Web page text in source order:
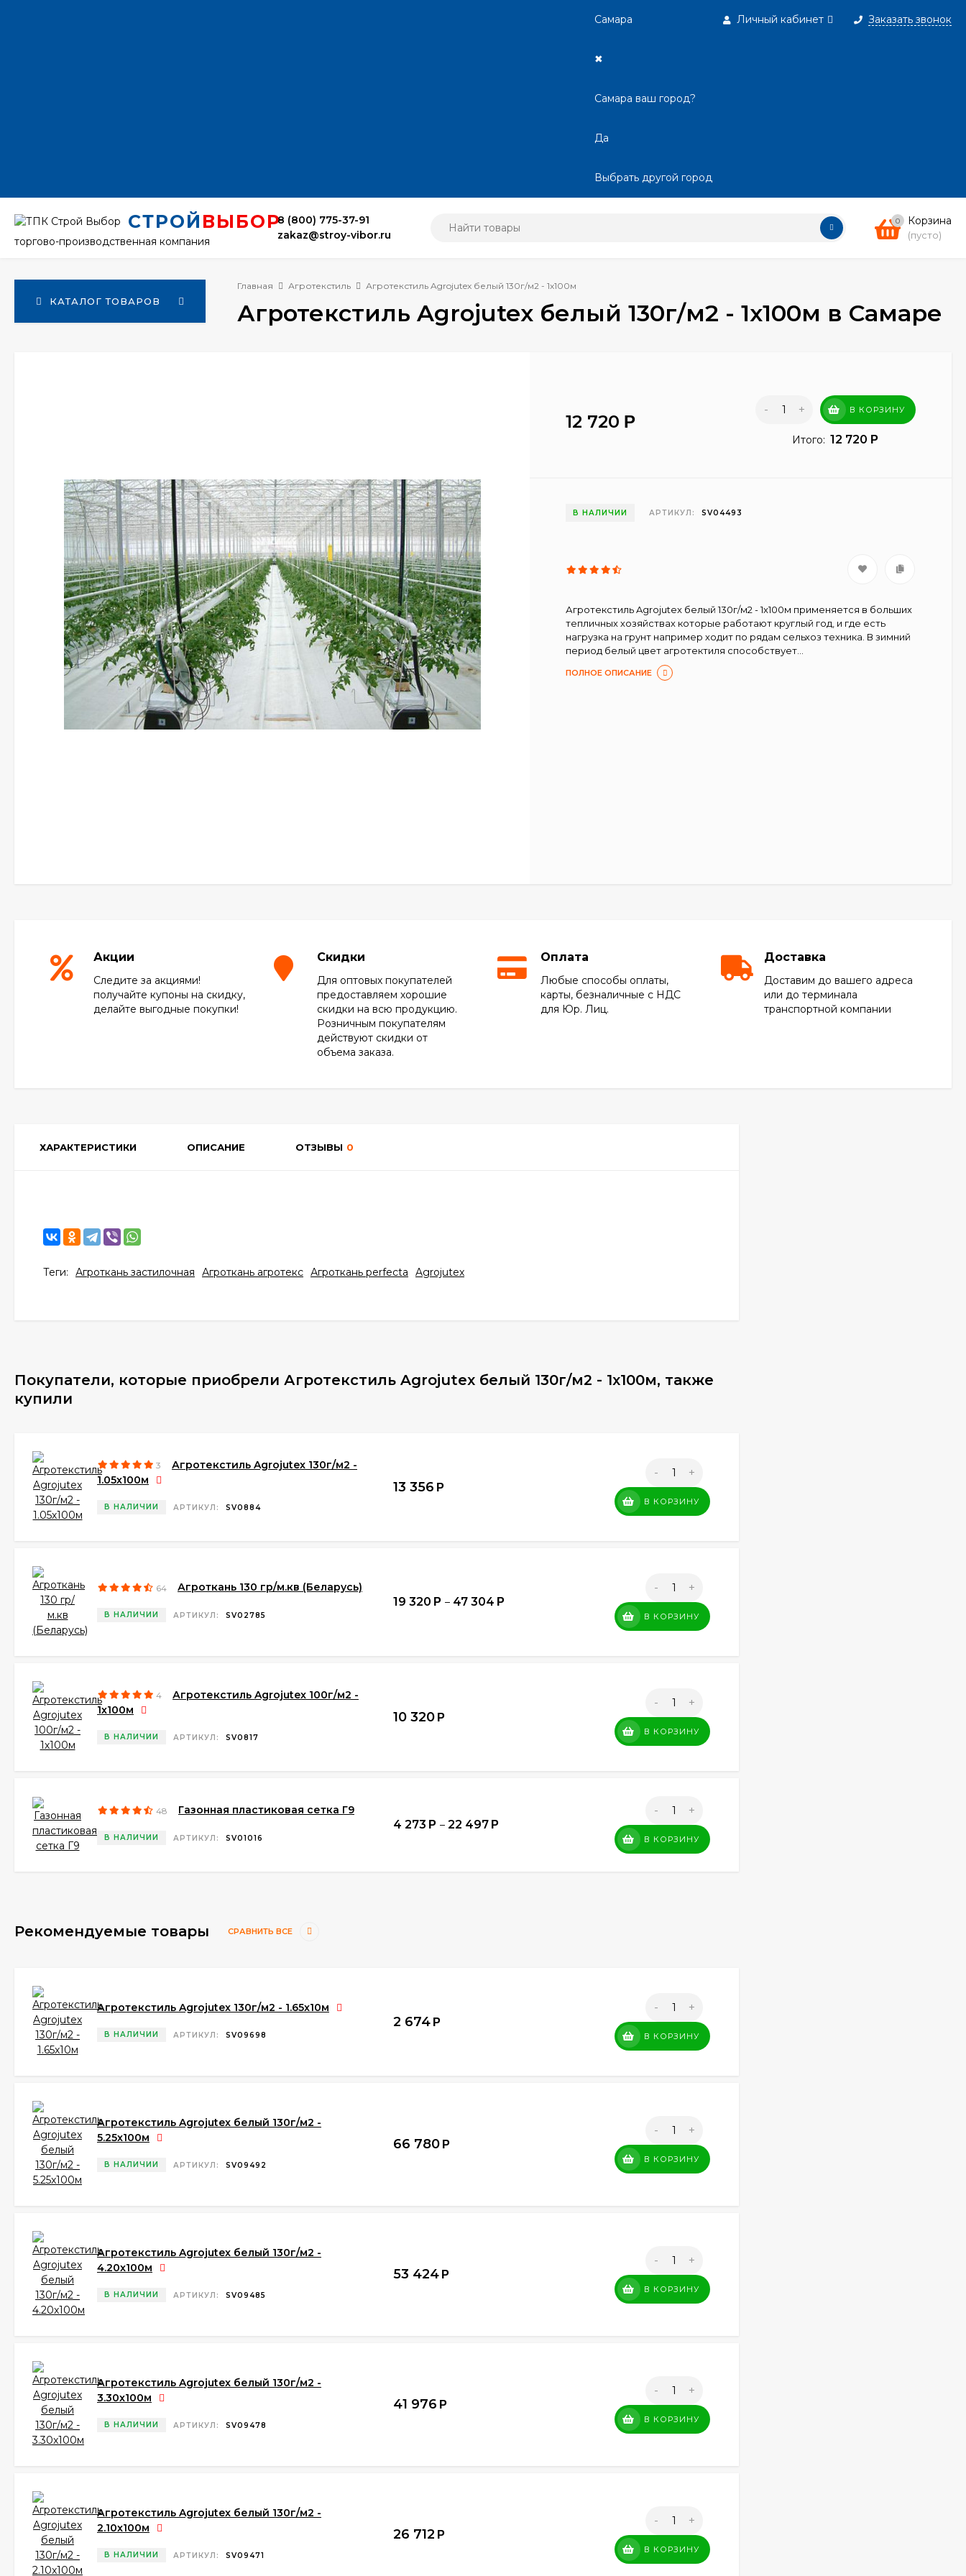
Самара
✖
Самара ваш город?
Да
Выбрать другой город
Личный кабинет Заказать звонок
СТРОЙ ВЫБОР
торгово-производственная компания
8 (800) 775-37-91
zakaz@stroy-vibor.ru
0 Корзина
(пусто)
КАТАЛОГ ТОВАРОВ
Главная Агротекстиль Агротекстиль Agrojutex белый 130г/м2 - 1x100м
Агротекстиль Agrojutex белый 130г/м2 - 1x100м в Самаре
12 720 Р
- + В КОРЗИНУ
Итого: 12 720 Р
В НАЛИЧИИ АРТИКУЛ: SV04493
Агротекстиль Agrojutex белый 130г/м2 - 1x100м применяется в больших
тепличных хозяйствах которые работают круглый год, и где есть
нагрузка на грунт например ходит по рядам сельхоз техника. В зимний
период белый цвет агротектиля способствует...
ПОЛНОЕ ОПИСАНИЕ
Акции
Следите за акциями!
получайте купоны на скидку,
делайте выгодные покупки!
Скидки
Для оптовых покупателей
предоставляем хорошие
скидки на всю продукцию.
Розничным покупателям
действуют скидки от
объема заказа.
Оплата
Любые способы оплаты,
карты, безналичные с НДС
для Юр. Лиц.
Доставка
Доставим до вашего адреса
или до терминала
транспортной компании
ХАРАКТЕРИСТИКИ ОПИСАНИЕ ОТЗЫВЫ 0
Теги: Агроткань застилочная Агроткань агротекс Агроткань perfecta Agrojutex
Покупатели, которые приобрели Агротекстиль Agrojutex белый 130г/м2 - 1x100м, также
купили
3
Агротекстиль Agrojutex 130г/м2 -
1.05х100м
В НАЛИЧИИ АРТИКУЛ: SV0884
13 356 Р
- +
В КОРЗИНУ
64 Агроткань 130 гр/м.кв (Беларусь)
В НАЛИЧИИ АРТИКУЛ: SV02785
19 320 Р – 47 304 Р
- +
В КОРЗИНУ
4
Агротекстиль Agrojutex 100г/м2 -
1х100м
В НАЛИЧИИ АРТИКУЛ: SV0817
10 320 Р
- +
В КОРЗИНУ
48 Газонная пластиковая сетка Г9
В НАЛИЧИИ АРТИКУЛ: SV01016
4 273 Р –22 497 Р
- +
В КОРЗИНУ
Рекомендуемые товары СРАВНИТЬ ВСЕ
Агротекстиль Agrojutex 130г/м2 - 1.65x10м
В НАЛИЧИИ АРТИКУЛ: SV09698
2 674 Р
- +
В КОРЗИНУ
Агротекстиль Agrojutex белый 130г/м2 -
5.25x100м
В НАЛИЧИИ АРТИКУЛ: SV09492
66 780 Р
- +
В КОРЗИНУ
Агротекстиль Agrojutex белый 130г/м2 -
4.20x100м
В НАЛИЧИИ АРТИКУЛ: SV09485
53 424 Р
- +
В КОРЗИНУ
Агротекстиль Agrojutex белый 130г/м2 -
3.30x100м
В НАЛИЧИИ АРТИКУЛ: SV09478
41 976 Р
- +
В КОРЗИНУ
Агротекстиль Agrojutex белый 130г/м2 -
2.10x100м
В НАЛИЧИИ АРТИКУЛ: SV09471
26 712 Р
- +
В КОРЗИНУ